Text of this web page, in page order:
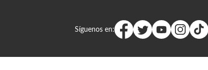
Síguenos en: